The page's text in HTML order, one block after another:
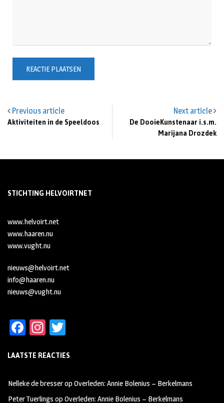
Previous article
Aktiviteiten in de Speeldoos
Next article
De DooieKunstenaar i.s.m.
Marijana Drozdek
STICHTING HELVOIRTNET
www.helvoirt.net
www.haaren.nu
www.vught.nu
nieuws@helvoirt.net
info@haaren.nu
nieuws@vught.nu
Fa
b
oo
k
In
ag
m
tt
LAATSTE REACTIES
Nelleke de bresseropOverleden: Annie Bolenius – Berkelmans
Peter Tuerlings opOverleden: Annie Bolenius – Berkelmans